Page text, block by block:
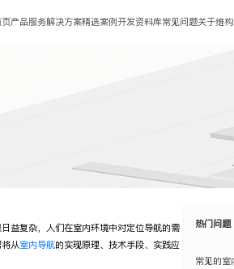
页产品服务解决方案精选案例开发资料库常见问题关于维构
益复杂，人们在室内环境中对定位导航的需
从室内导航的实现原理、技术手段、实践应
热门问题